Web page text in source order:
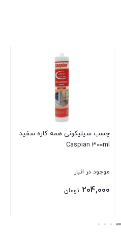
چسب سیلیکونی همه کاره سفید
Caspian 300ml
موجود در انبار
204,000 تومان
بستن